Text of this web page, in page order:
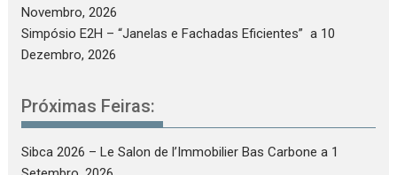
Novembro, 2026
Simpósio E2H – “Janelas e Fachadas Eficientes” a 10
Dezembro, 2026
Próximas Feiras:
Sibca 2026 – Le Salon de l’Immobilier Bas Carbone a 1